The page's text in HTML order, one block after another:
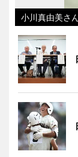
小川真由美さ